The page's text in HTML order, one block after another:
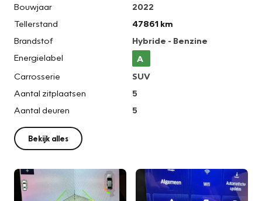
Bouwjaar
2022
Tellerstand
47861 km
Brandstof
Hybride - Benzine
Energielabel
A
Carrosserie
SUV
Aantal zitplaatsen
5
Aantal deuren
5
Bekijk alles